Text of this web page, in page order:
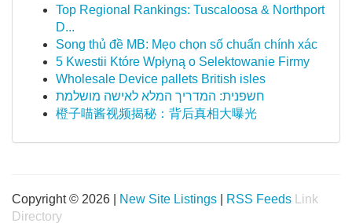
Top Regional Rankings: Tuscaloosa & Northport
D...
Song thủ đề MB: Mẹo chọn số chuẩn chính xác
5 Kwestii Które Wpłyną o Selektowanie Firmy
Wholesale Device pallets British isles
חשפנית: המדריך המלא לאישה מושלמת
橙子喵酱视频揭秘：背后真相大曝光
Copyright © 2026 | New Site Listings RSS Feeds
Link
Directory